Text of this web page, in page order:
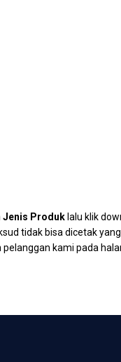
Jenis Produklalu klik
tidak bisa dicetak
kami pada